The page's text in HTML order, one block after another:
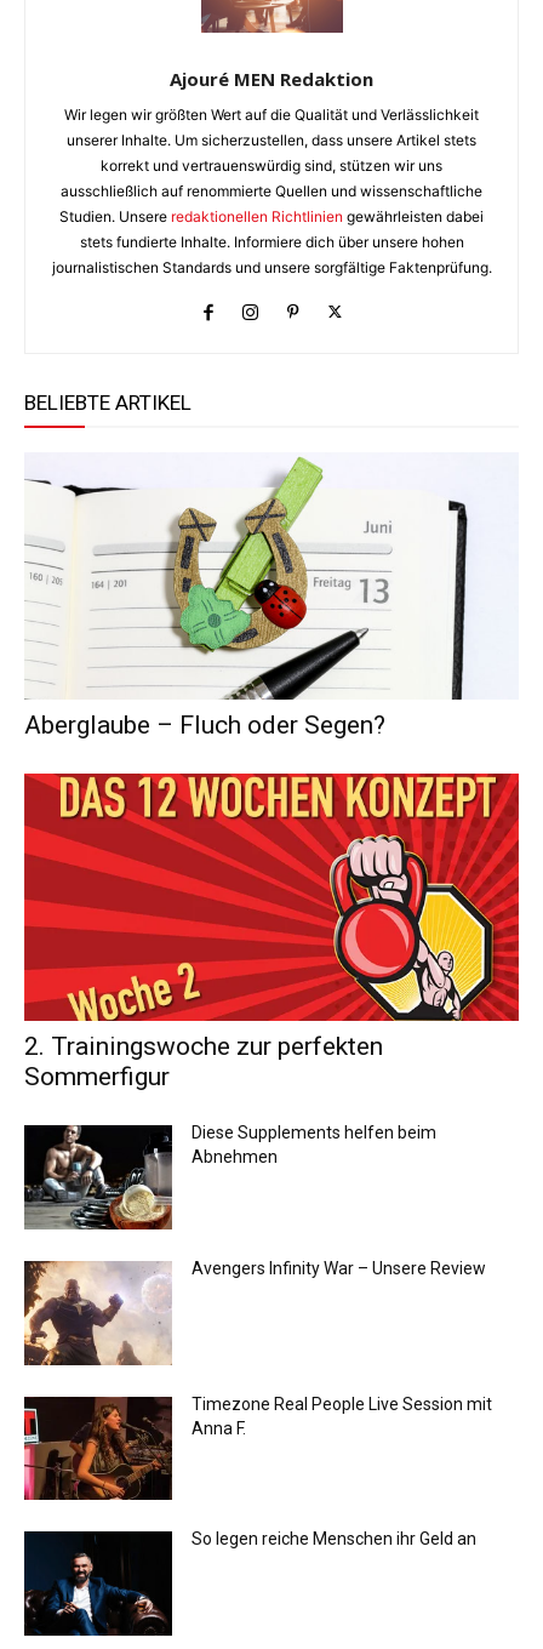
Ajouré MEN Redaktion
Wir legen wir größten Wert auf die Qualität und Verlässlichkeit
unserer Inhalte. Um sicherzustellen, dass unsere Artikel stets
korrekt und vertrauenswürdig sind, stützen wir uns
ausschließlich auf renommierte Quellen und wissenschaftliche
Studien. Unsere redaktionellen Richtlinien gewährleisten dabei
stets fundierte Inhalte. Informiere dich über unsere hohen
journalistischen Standards und unsere sorgfältige Faktenprüfung.
BELIEBTE ARTIKEL
Aberglaube – Fluch oder Segen?
2. Trainingswoche zur perfekten
Sommerfigur
Diese Supplements helfen beim
Abnehmen
Avengers Infinity War – Unsere Review
Timezone Real People Live Session mit
Anna F.
So legen reiche Menschen ihr Geld an